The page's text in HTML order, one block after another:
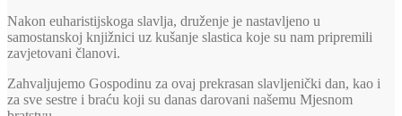
Nakon euharistijskoga slavlja, druženje je nastavljeno u
samostanskoj knjižnici uz kušanje slastica koje su nam pripremili
zavjetovani članovi.
Zahvaljujemo Gospodinu za ovaj prekrasan slavljenički dan, kao i
za sve sestre i braću koji su danas darovani našemu Mjesnom